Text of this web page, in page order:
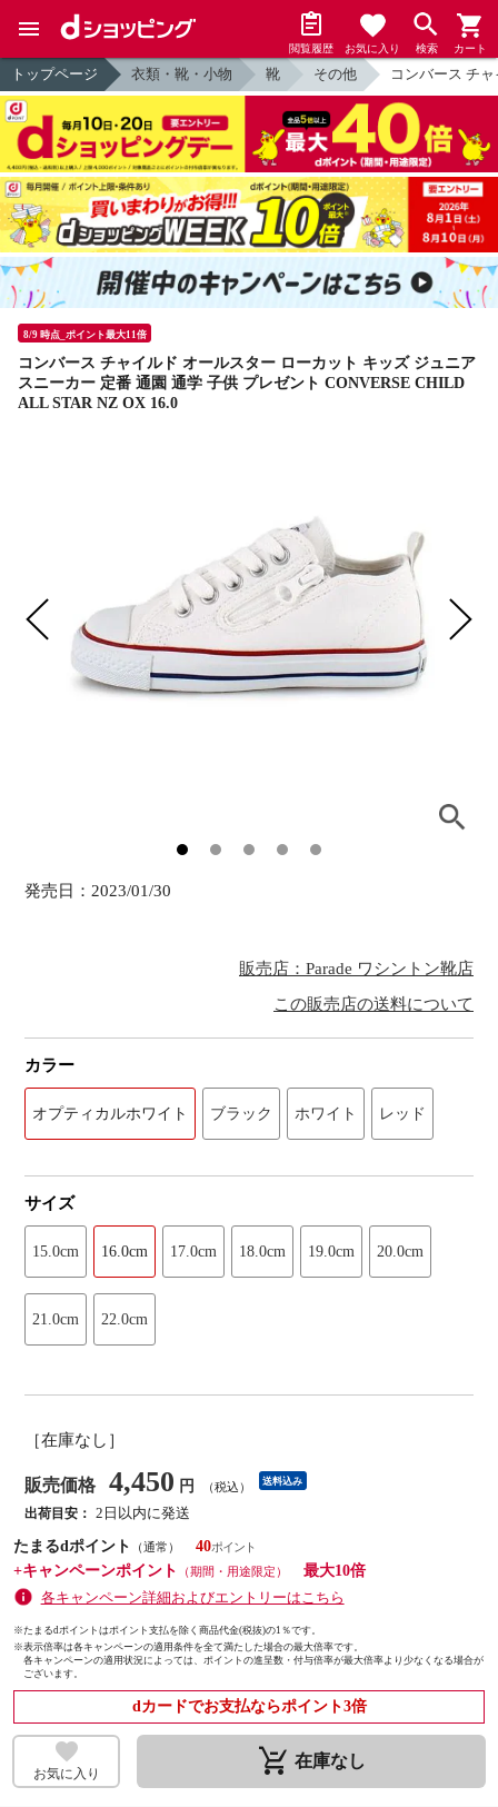
閲覧履歴 お気に入り 検索 カート
トップページ 衣類・靴・小物 靴 その他 コンバース チ
8/9 時点_ポイント最大11倍
コンバース チャイルド オールスター ローカット キッズ ジュニア
スニーカー 定番 通園 通学 子供 プレゼント CONVERSE CHILD
ALL STAR NZ OX 16.0
発売日： 2023/01/30
販売店：Parade ワシントン靴店
この販売店の送料について
カラー
オプティカルホワイト ブラック ホワイト レッド
サイズ
15.0cm 16.0cm 17.0cm 18.0cm 19.0cm 20.0cm
21.0cm 22.0cm
［在庫なし］
販売価格 4,450 円 （税込） 送料込み
出荷目安： 2日以内に発送
たまるdポイント
（通常）
40
+キャンペーンポイント
（期間・用途限定）
最大10倍
各キャンペーン詳細およびエントリーはこちら
※たまるdポイントはポイント支払を除く商品代金(税抜)の1％です。
※表示倍率は各キャンペーンの適用条件を全て満たした場合の最大倍率です。
各キャンペーンの適用状況によっては、ポイントの進呈数・付与倍率が最大倍率より少なくなる場合が
ございます。
dカードでお支払ならポイント3倍
お気に入り remove_shopping_cart 在庫なし